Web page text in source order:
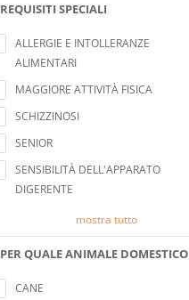
REQUISITI SPECIALI
criteri di ricerca
ALLERGIE E INTOLLERANZE
ALIMENTARI
MAGGIORE ATTIVITÀ FISICA
SCHIZZINOSI
SENIOR
SENSIBILITÀ DELL'APPARATO
DIGERENTE
mostra tutto
PER QUALE ANIMALE DOMESTICO
CANE